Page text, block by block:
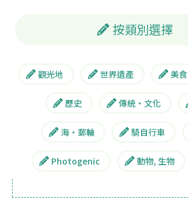
按類別選擇
觀光地 世界遺產 美食
歷史 傳統・文化
海・郵輪 騎自行車
Photogenic 動物, 生物